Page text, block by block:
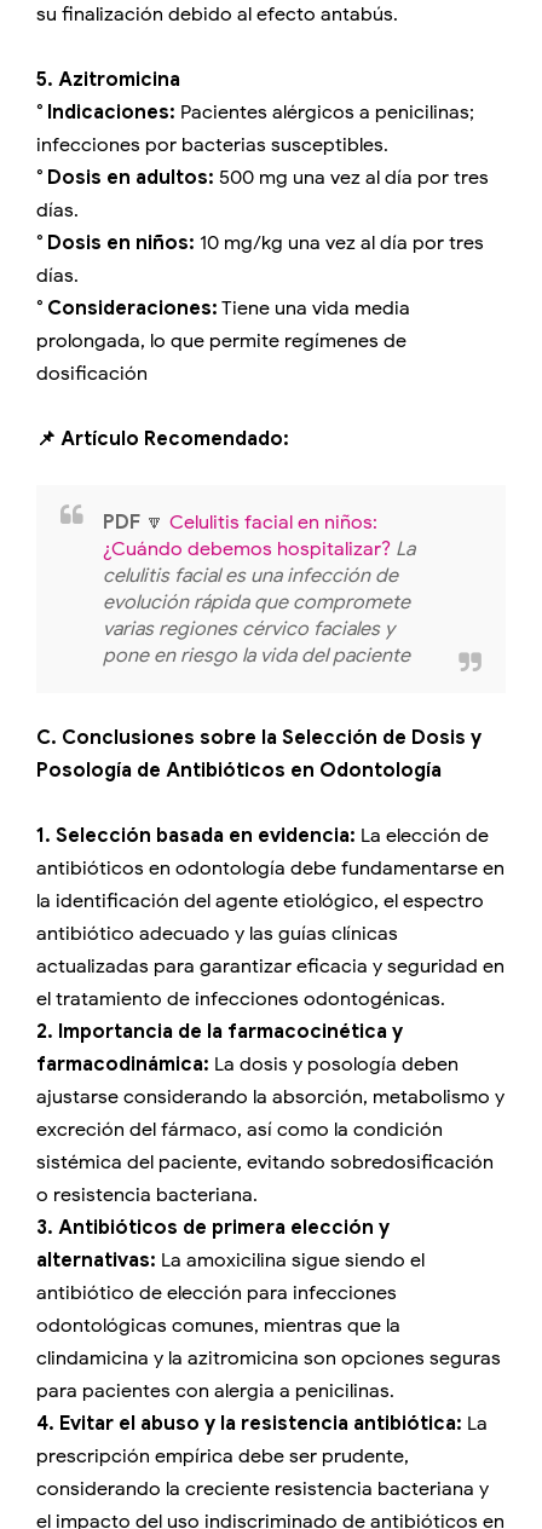
su finalización debido al efecto antabús.
5. Azitromicina
° Indicaciones: Pacientes alérgicos a penicilinas;
infecciones por bacterias susceptibles.
° Dosis en adultos: 500 mg una vez al día por tres
días.
° Dosis en niños: 10 mg/kg una vez al día por tres
días.
° Consideraciones: Tiene una vida media
prolongada, lo que permite regímenes de
dosificación
📌 Artículo Recomendado:
PDF 🔽 Celulitis facial en niños:
¿Cuándo debemos hospitalizar? La
celulitis facial es una infección de
evolución rápida que compromete
varias regiones cérvico faciales y
pone en riesgo la vida del paciente
C. Conclusiones sobre la Selección de Dosis y
Posología de Antibióticos en Odontología
1. Selección basada en evidencia: La elección de
antibióticos en odontología debe fundamentarse en
la identificación del agente etiológico, el espectro
antibiótico adecuado y las guías clínicas
actualizadas para garantizar eficacia y seguridad en
el tratamiento de infecciones odontogénicas.
2. Importancia de la farmacocinética y
farmacodinámica: La dosis y posología deben
ajustarse considerando la absorción, metabolismo y
excreción del fármaco, así como la condición
sistémica del paciente, evitando sobredosificación
o resistencia bacteriana.
3. Antibióticos de primera elección y
alternativas: La amoxicilina sigue siendo el
antibiótico de elección para infecciones
odontológicas comunes, mientras que la
clindamicina y la azitromicina son opciones seguras
para pacientes con alergia a penicilinas.
4. Evitar el abuso y la resistencia antibiótica: La
prescripción empírica debe ser prudente,
considerando la creciente resistencia bacteriana y
el impacto del uso indiscriminado de antibióticos en